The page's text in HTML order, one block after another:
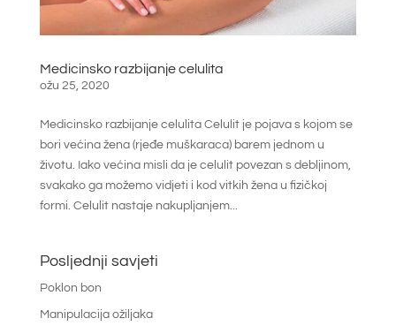
Medicinsko razbijanje celulita
ožu 25, 2020
Medicinsko razbijanje celulita Celulit je pojava s kojom se
bori većina žena (rjeđe muškaraca) barem jednom u
životu. Iako većina misli da je celulit povezan s debljinom,
svakako ga možemo vidjeti i kod vitkih žena u fizičkoj
formi. Celulit nastaje nakupljanjem...
Posljednji savjeti
Poklon bon
Manipulacija ožiljaka